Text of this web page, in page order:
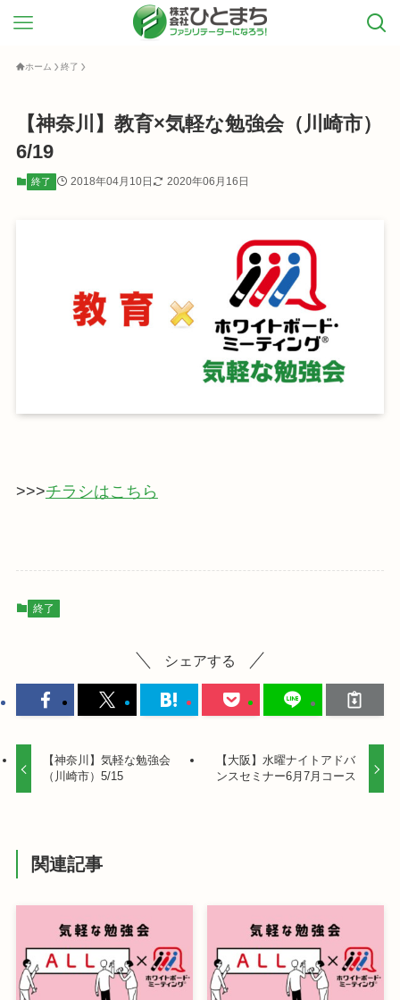
ホーム 終了
【神奈川】教育×気軽な勉強会（川崎市）
6/19
終了 2018年04月10日 2020年06月16日
>>>チラシはこちら
終了
シェアする
【神奈川】気軽な勉強会
（川崎市）5/15
【大阪】水曜ナイトアドバ
ンスセミナー6月7月コース
関連記事